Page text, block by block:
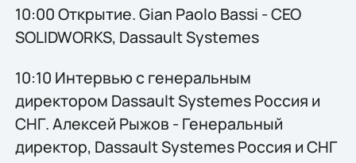
10:00 Открытие. Gian Paolo Bassi - CEO
SOLIDWORKS, Dassault Systemes
10:10 Интервью с генеральным
директором Dassault Systemes Россия и
СНГ. Алексей Рыжов - Генеральный
директор, Dassault Systemes Россия и СНГ